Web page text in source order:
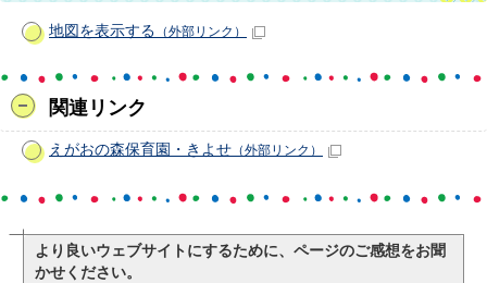
地図を表示する （外部リンク）
関連リンク
えがおの森保育園・きよせ （外部リンク）
より良いウェブサイトにするために、ページのご感想をお聞
かせください。